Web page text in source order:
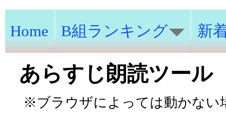
Home B組ランキング 新
あらすじ朗読ツール
※ブラウザによっては動かない